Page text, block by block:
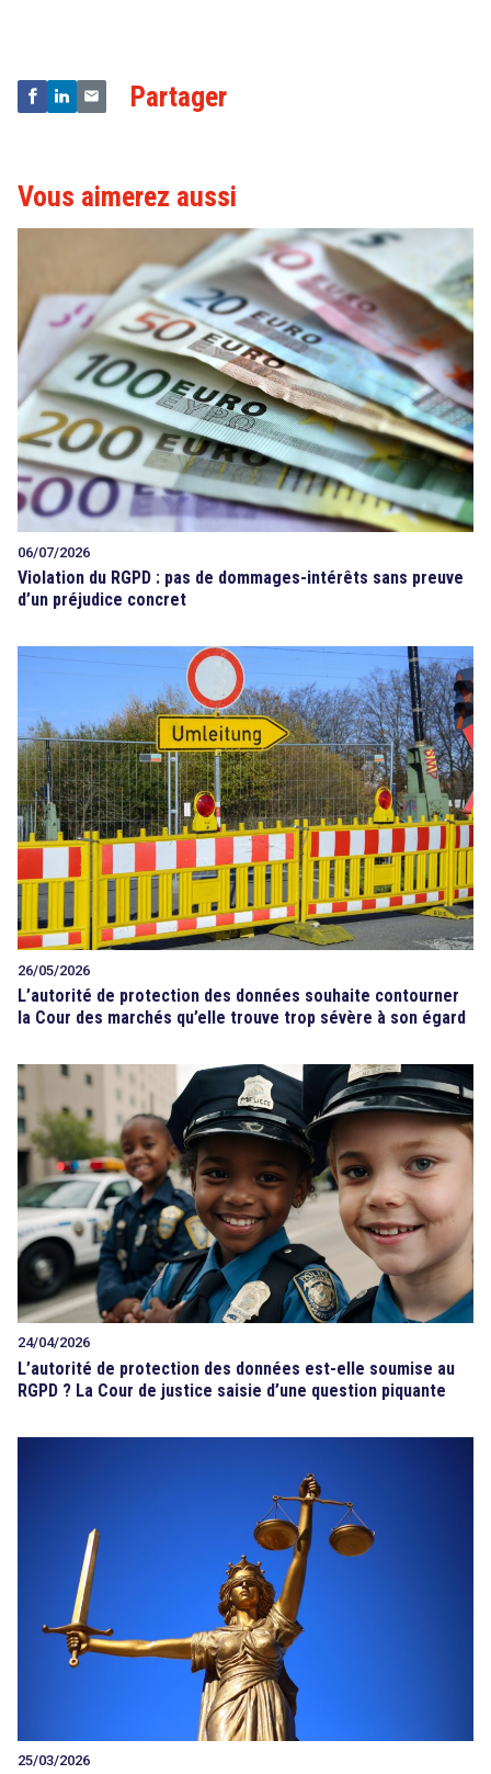
Partager
Vous aimerez aussi
06/07/2026
Violation du RGPD : pas de dommages-intérêts sans preuve
d’un préjudice concret
26/05/2026
L’autorité de protection des données souhaite contourner
la Cour des marchés qu’elle trouve trop sévère à son égard
24/04/2026
L’autorité de protection des données est-elle soumise au
RGPD ? La Cour de justice saisie d’une question piquante
25/03/2026